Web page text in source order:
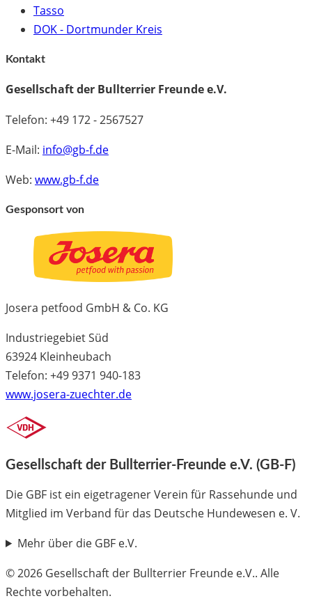
Tasso
DOK - Dortmunder Kreis
Kontakt
Gesellschaft der Bullterrier Freunde e.V.
Telefon: +49 172 - 2567527
E-Mail: info@gb-f.de
Web: www.gb-f.de
Gesponsort von
Josera petfood GmbH & Co. KG
Industriegebiet Süd
63924 Kleinheubach
Telefon: +49 9371 940-183
www.josera-zuechter.de
Gesellschaft der Bullterrier-Freunde e.V. (GB-F)
Die GBF ist ein eigetragener Verein für Rassehunde und
Mitglied im Verband für das Deutsche Hundewesen e. V.
Mehr über die GBF e.V.
© 2026 Gesellschaft der Bullterrier Freunde e.V.. Alle
Rechte vorbehalten.